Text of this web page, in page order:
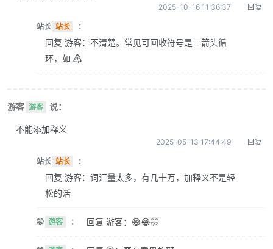
2025-10-16 11:36:37 回复
站长 站长 ：
回复 游客：不清楚。常见可回收符号是三箭头循
环，如 ♴
游客 游客 说：
不能添加释义
2025-05-13 17:44:49 回复
站长 站长 ：
回复 游客：词汇量太多，有几十万，加释义不是轻
松的活
🤭 游客 ： 回复 游客：😅😂🤭